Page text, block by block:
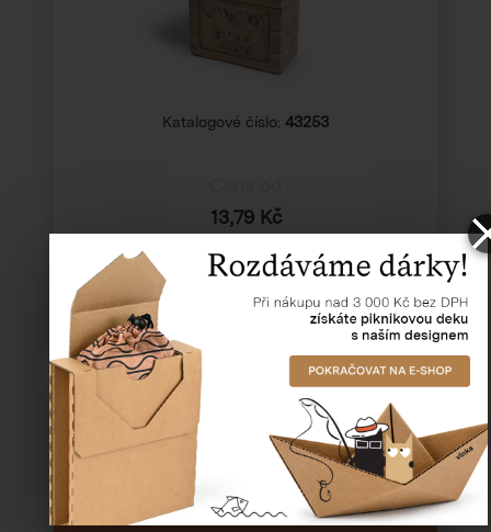
Katalogové číslo: 43253
13,79 Kč